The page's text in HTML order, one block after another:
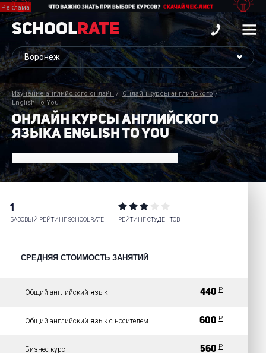
School Rate
Изучение английского онлайн
Онлайн курсы английского
English To You
ОНЛАЙН КУРСЫ АНГЛИЙСКОГО
ЯЗЫКА ENGLISH TO YOU
1
БАЗОВЫЙ РЕЙТИНГ SCHOOLRATE РЕЙТИНГ СТУДЕНТОВ
СРЕДНЯЯ СТОИМОСТЬ ЗАНЯТИЙ
Общий английский язык 440 P
Общий английский язык с носителем 600 P
Бизнес-курс 560 P